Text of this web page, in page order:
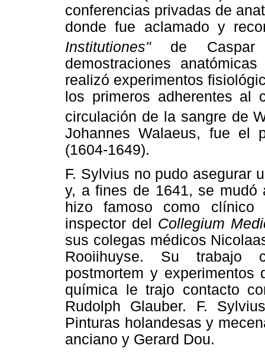
conferencias privadas de
donde fue aclamado y
Institutiones" de Caspar
demostraciones
realizó experimentos
los primeros adherentes al
circulación de la sangre de
Johannes Walaeus, fue el
(1604-1649).
F. Sylvius no pudo asegurar
y, a fines de 1641, se mudó
hizo famoso como
inspector del Collegium
sus colegas médicos
Rooiihuyse. Su trabajo
postmortem y
química le trajo contacto
Rudolph Glauber. F.
Pinturas holandesas y
anciano y Gerard Dou.